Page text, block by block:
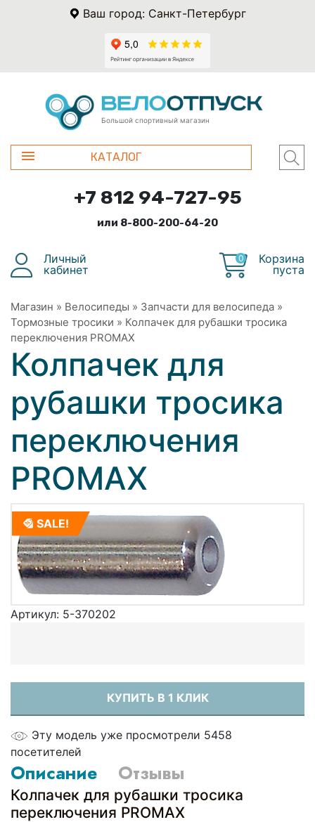
Ваш город: Санкт-Петербург
Большой спортивный магазин
КАТАЛОГ
+7 812 94-727-95
или 8-800-200-64-20
Личный
кабинет
0
Корзина
пуста
Магазин » Велосипеды » Запчасти для велосипеда »
Тормозные тросики » Колпачек для рубашки тросика
переключения PROMAX
Колпачек для
рубашки тросика
переключения
PROMAX
SALE!
Артикул: 5-370202
КУПИТЬ В 1 КЛИК
Эту модель уже просмотрели 5458
посетителей
Описание Отзывы
Колпачек для рубашки тросика
переключения PROMAX